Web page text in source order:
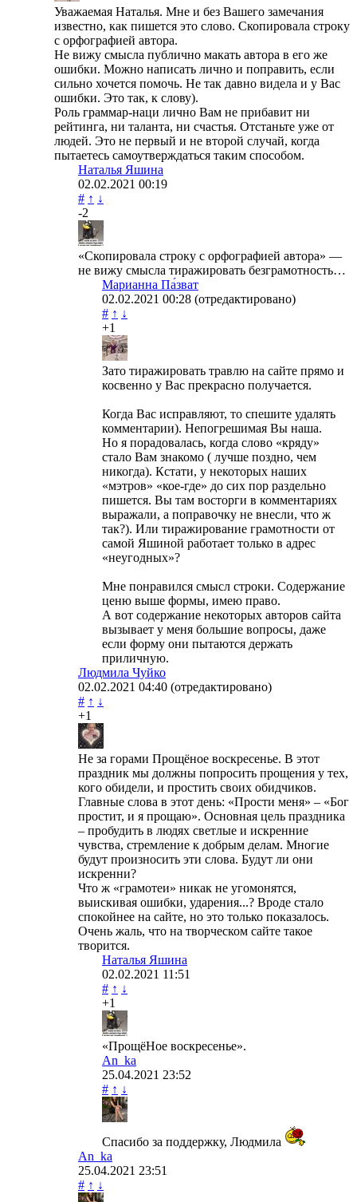
Уважаемая Наталья. Мне и без Вашего замечания
известно, как пишется это слово. Скопировала строку
с орфографией автора.
Не вижу смысла публично макать автора в его же
ошибки. Можно написать лично и поправить, если
сильно хочется помочь. Не так давно видела и у Вас
ошибки. Это так, к слову).
Роль граммар-наци лично Вам не прибавит ни
рейтинга, ни таланта, ни счастья. Отстаньте уже от
людей. Это не первый и не второй случай, когда
пытаетесь самоутверждаться таким способом.
Наталья Яшина
02.02.2021 00:19
# ↑ ↓
-2
«Скопировала строку с орфографией автора» —
не вижу смысла тиражировать безграмотность…
Марианна Па́зват
02.02.2021 00:28 (отредактировано)
# ↑ ↓
+1
Зато тиражировать травлю на сайте прямо и
косвенно у Вас прекрасно получается.
Когда Вас исправляют, то спешите удалять
комментарии). Непогрешимая Вы наша.
Но я порадовалась, когда слово «кряду»
стало Вам знакомо ( лучше поздно, чем
никогда). Кстати, у некоторых наших
«мэтров» «кое-где» до сих пор раздельно
пишется. Вы там восторги в комментариях
выражали, а поправочку не внесли, что ж
так?). Или тиражирование грамотности от
самой Яшиной работает только в адрес
«неугодных»?
Мне понравился смысл строки. Содержание
ценю выше формы, имею право.
А вот содержание некоторых авторов сайта
вызывает у меня большие вопросы, даже
если форму они пытаются держать
приличную.
Людмила Чуйко
02.02.2021 04:40 (отредактировано)
# ↑ ↓
+1
Не за горами Прощёное воскресенье. В этот
праздник мы должны попросить прощения у тех,
кого обидели, и простить своих обидчиков.
Главные слова в этот день: «Прости меня» – «Бог
простит, и я прощаю». Основная цель праздника
– пробудить в людях светлые и искренние
чувства, стремление к добрым делам. Многие
будут произносить эти слова. Будут ли они
искренни?
Что ж «грамотеи» никак не угомонятся,
выискивая ошибки, ударения...? Вроде стало
спокойнее на сайте, но это только показалось.
Очень жаль, что на творческом сайте такое
творится.
Наталья Яшина
02.02.2021 11:51
# ↑ ↓
+1
«ПрощёНое воскресенье».
An_ka
25.04.2021 23:52
# ↑ ↓
Спасибо за поддержку, Людмила
An_ka
25.04.2021 23:51
# ↑ ↓